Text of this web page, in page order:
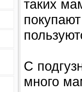
таких
С
много